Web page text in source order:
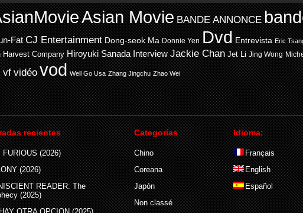
Asian Movie BANDE ANNONCE
Fat CJ Entertainment Dong-seok Ma Donnie Yen Dvd Entrevista Eric
Harvest Company Hiroyuki Sanada Interview Jackie Chan Jet Li Jing Wong
vf vidéo vod Well Go Usa Zhang Jingchu Zhao Wei
recientes
FURIOUS (2026)
(2026)
READER: The
(2025)
Categorías
Chino
Coreana
Japón
Non classé
Idioma:
Français
English
Español